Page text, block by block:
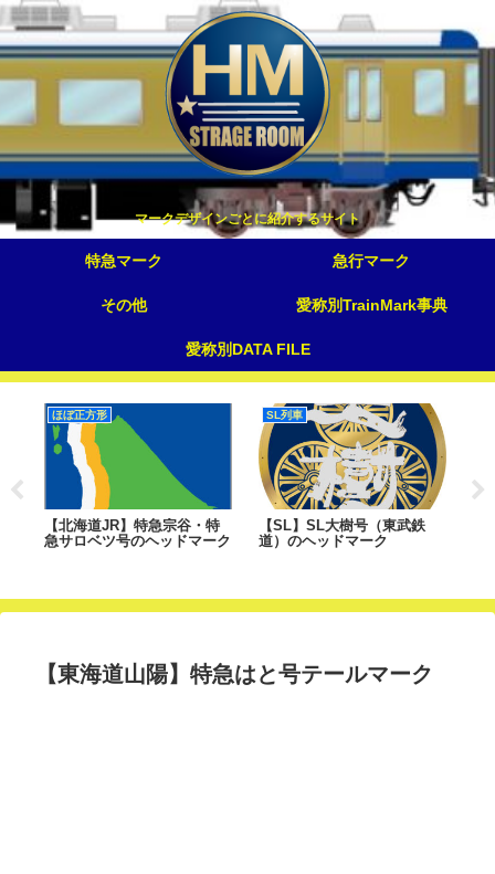
マークデザインごとに紹介するサイト
特急マーク 急行マーク
その他 愛称別TrainMark事典
愛称別DATA FILE
ほぼ正方形
【北海道JR】特急宗谷・特
急サロベツ号のヘッドマーク
SL列車
【SL】SL大樹号（東武鉄
道）のヘッドマーク
【東海道山陽】特急はと号テールマーク